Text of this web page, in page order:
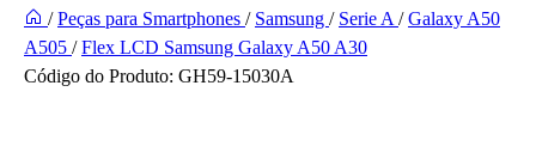
/ Peças para Smartphones / Samsung / Serie A/ Galaxy A50
A505 / Flex LCD Samsung Galaxy A50 A30
Código do Produto: GH59-15030A